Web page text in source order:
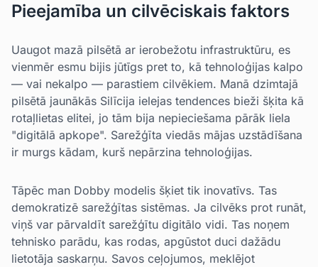
Pieejamība un cilvēciskais faktors
Uaugot mazā pilsētā ar ierobežotu infrastruktūru, es
vienmēr esmu bijis jūtīgs pret to, kā tehnoloģijas kalpo
— vai nekalpo — parastiem cilvēkiem. Manā dzimtajā
pilsētā jaunākās Silīcija ielejas tendences bieži šķita kā
rotaļlietas elitei, jo tām bija nepieciešama pārāk liela
"digitālā apkope". Sarežģīta viedās mājas uzstādīšana
ir murgs kādam, kurš nepārzina tehnoloģijas.
Tāpēc man Dobby modelis šķiet tik inovatīvs. Tas
demokratizē sarežģītas sistēmas. Ja cilvēks prot runāt,
viņš var pārvaldīt sarežģītu digitālo vidi. Tas noņem
tehnisko parādu, kas rodas, apgūstot duci dažādu
lietotāja saskarņu. Savos ceļojumos, meklējot